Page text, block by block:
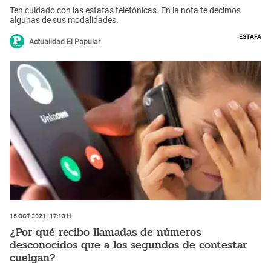
Ten cuidado con las estafas telefónicas. En la nota te decimos
algunas de sus modalidades.
Actualidad El Popular
Estafa
15 Oct 2021 | 17:13 h
¿Por qué recibo llamadas de números
desconocidos que a los segundos de contestar
cuelgan?